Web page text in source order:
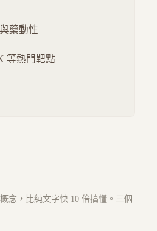
藥動性
等熱門靶點
念，比純文字快 10 倍搞懂。三個